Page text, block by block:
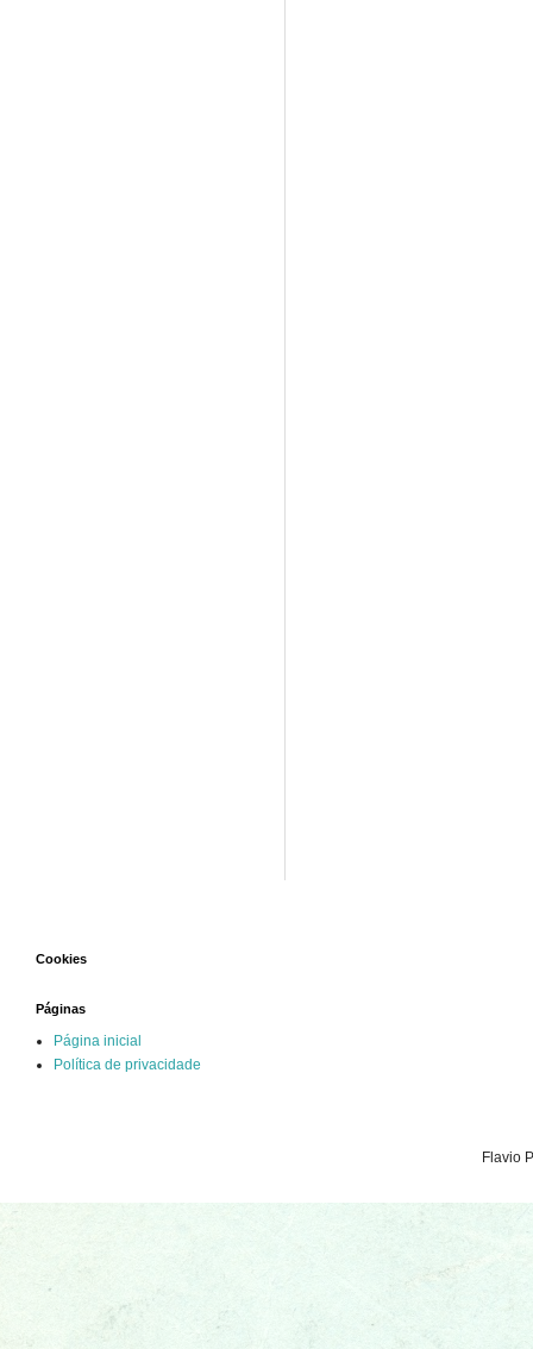
Cookies
Páginas
Página inicial
Política de privacidade
Flavio